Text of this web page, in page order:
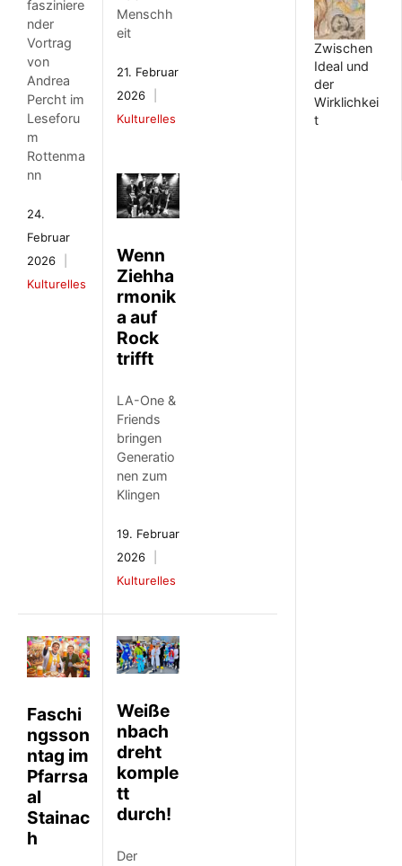
fasziniere
nder
Vortrag
von
Andrea
Percht im
Leseforu
m
Rottenma
nn
24.
Februar
2026
Kulturelles
Menschh
eit
21. Februar
2026
Kulturelles
Wenn
Ziehha
rmonik
a auf
Rock
trifft
LA-One &
Friends
bringen
Generatio
nen zum
Klingen
19. Februar
2026
Kulturelles
Faschi
ngsson
ntag im
Pfarrsa
al
Stainac
h
Weiße
nbach
dreht
komple
tt
durch!
Der
Zwischen
Ideal und
der
Wirklichkei
t